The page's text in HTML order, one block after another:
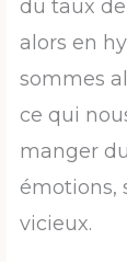
du taux
alors en
sommes
ce qui
manger
émotions,
vicieux.